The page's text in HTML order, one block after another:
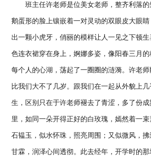
班主任许老师是位美女老师，整齐利落的
鹅蛋形的脸上镶嵌着一对灵动的双眼皮大眼
出一颗小虎牙，俏丽的模样让人一见之下顿
色连衣裙穿在身上，婀娜多姿，像阳春三月
每个人的心湖，荡起了一圈圈的涟漪。许老师
比我们大不了几岁。跟我们在一起从外貌上
生，区别只在于许老师褪去了青涩，多了份
里，如同一朵开得正好的白玫瑰，嫣然着一
石韫玉，似水怀珠，照亮周围；又似微风，
甘霖，润泽心间透彻。此去经年，开学时的